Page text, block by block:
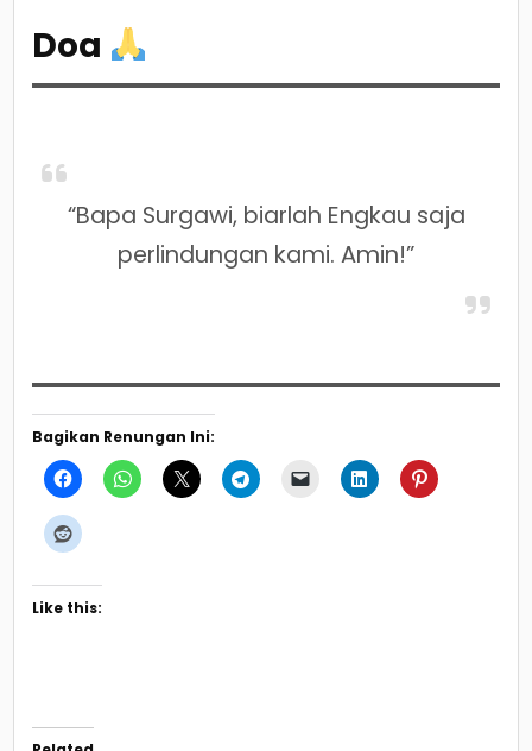
Doa
“Bapa Surgawi, biarlah Engkau saja
perlindungan kami. Amin!”
Bagikan Renungan Ini:
Like this: